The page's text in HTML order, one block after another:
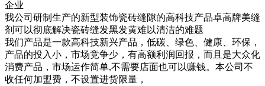
企业
我公司研制生产的新型装饰瓷砖缝隙的高科技产品卓高牌美缝
剂可以彻底解决瓷砖缝发黑发黄难以清洁的难题
我们产品是一款高科技新兴产品，低碳、绿色、健康、环保，
产品的投入小，市场竞争少，有高额利润回报，而且是大众化
消费产品，市场运作简单,不需要店面也可以赚钱。本公司不
收任何加盟费，不设置进货限量，